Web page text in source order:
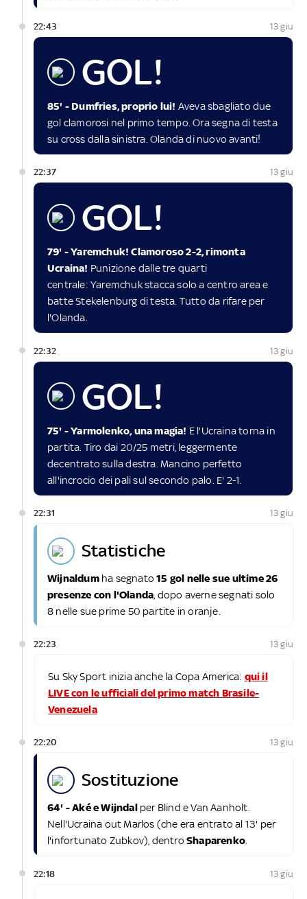
22:43 13 giu
GOL!
85' - Dumfries, proprio lui! Aveva sbagliato due
gol clamorosi nel primo tempo. Ora segna di testa
su cross dalla sinistra. Olanda di nuovo avanti!
22:37 13 giu
GOL!
79' - Yaremchuk! Clamoroso 2-2, rimonta
Ucraina! Punizione dalle tre quarti
centrale: Yaremchuk stacca solo a centro area e
batte Stekelenburg di testa. Tutto da rifare per
l'Olanda.
22:32 13 giu
GOL!
75' - Yarmolenko, una magia! E l'Ucraina torna in
partita. Tiro dai 20/25 metri, leggermente
decentrato sulla destra. Mancino perfetto
all'incrocio dei pali sul secondo palo. E' 2-1.
22:31 13 giu
statistiche
Wijnaldumha segnato15 gol nelle sue ultime 26
presenze con l'Olanda , dopo averne segnati solo
8 nelle sue prime 50 partite in oranje.
22:23 13 giu
Su Sky Sport inizia anche la Copa America: qui il
LIVE con le ufficiali del primo match Brasile-
Venezuela
22:20 13 giu
sostituzione
64' - Aké e Wijndal per Blind e Van Aanholt.
Nell'Ucraina out Marlos (che era entrato al 13' per
l'infortunato Zubkov), dentro Shaparenko
22:18 13 giu